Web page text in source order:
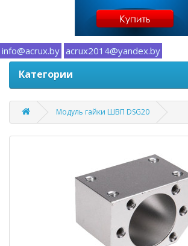
info@acrux.by acrux2014@yandex.by
Категории
Модуль гайки ШВП DSG20